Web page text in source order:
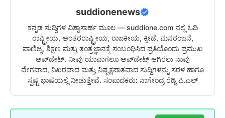
suddionenews
ಕನ್ನಡ ಸುದ್ದಿಗಳ ವಿಶ್ವಾಸಾರ್ಹ ಮೂಲ — suddione.com ನಲ್ಲಿ ಓದಿ
ರಾಷ್ಟ್ರೀಯ, ಅಂತರರಾಷ್ಟ್ರೀಯ, ರಾಜಕೀಯ, ಕ್ರೀಡೆ, ಮನರಂಜನೆ,
ವಾಣಿಜ್ಯ, ಶಿಕ್ಷಣ ಮತ್ತು ತಂತ್ರಜ್ಞಾನಕ್ಕೆ ಸಂಬಂಧಿಸಿದ ಪ್ರತಿಯೊಂದು ಪ್ರಮುಖ
ಅಪ್‌ಡೇಟ್. ನೀವು ಯಾವಾಗಲೂ ಅಪ್‌ಡೇಟ್ ಆಗಿರಲು ನಾವು
ವೇಗವಾದ, ನಿಖರವಾದ ಮತ್ತು ನಿಷ್ಪಕ್ಷಪಾತವಾದ ಸುದ್ದಿಗಳನ್ನು ಸರಳ ಹಾಗೂ
ಸ್ಪಷ್ಟ ಭಾಷೆಯಲ್ಲಿ ನೀಡುತ್ತೇವೆ. ಸಂಪಾದಕರು: ನಾಗೇಂದ್ರ ರೆಡ್ಡಿ ಪಿ.ಎಲ್